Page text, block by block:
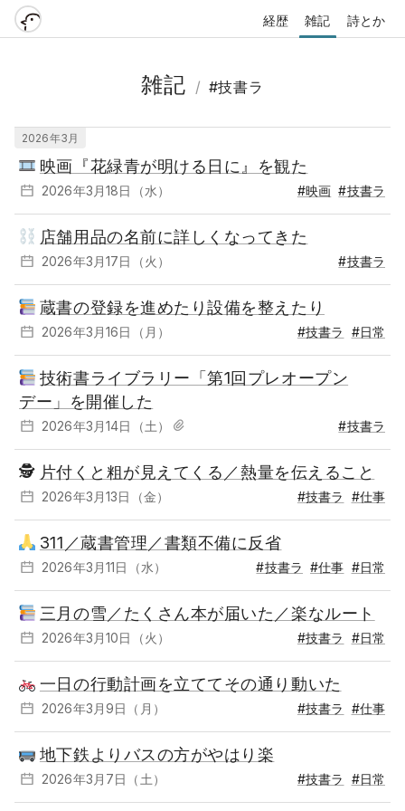
経歴 雑記 詩とか
雑記 / #技書ラ
2026年3月
映画『花緑青が明ける日に』を観た
2026年3月18日（水） #映画 #技書ラ
店舗用品の名前に詳しくなってきた
2026年3月17日（火） #技書ラ
蔵書の登録を進めたり設備を整えたり
2026年3月16日（月） #技書ラ #日常
技術書ライブラリー「第1回プレオープン
デー」を開催した
2026年3月14日（土） #技書ラ
🕵 片付くと粗が見えてくる／熱量を伝えること
2026年3月13日（金） #技書ラ #仕事
311／蔵書管理／書類不備に反省
2026年3月11日（水） #技書ラ #仕事 #日常
三月の雪／たくさん本が届いた／楽なルート
2026年3月10日（火） #技書ラ #日常
一日の行動計画を立ててその通り動いた
2026年3月9日（月） #技書ラ #仕事
地下鉄よりバスの方がやはり楽
2026年3月7日（土） #技書ラ #日常